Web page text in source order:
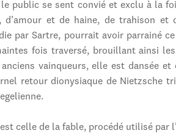
public se sent convié et exclu à la
et de haine, de trahison et
par Sartre, pourrait avoir parrainé
fois traversé, brouillant ainsi
vainqueurs, elle est dansée
retour dionysiaque de Nietzsche
celle de la fable, procédé utilisé par